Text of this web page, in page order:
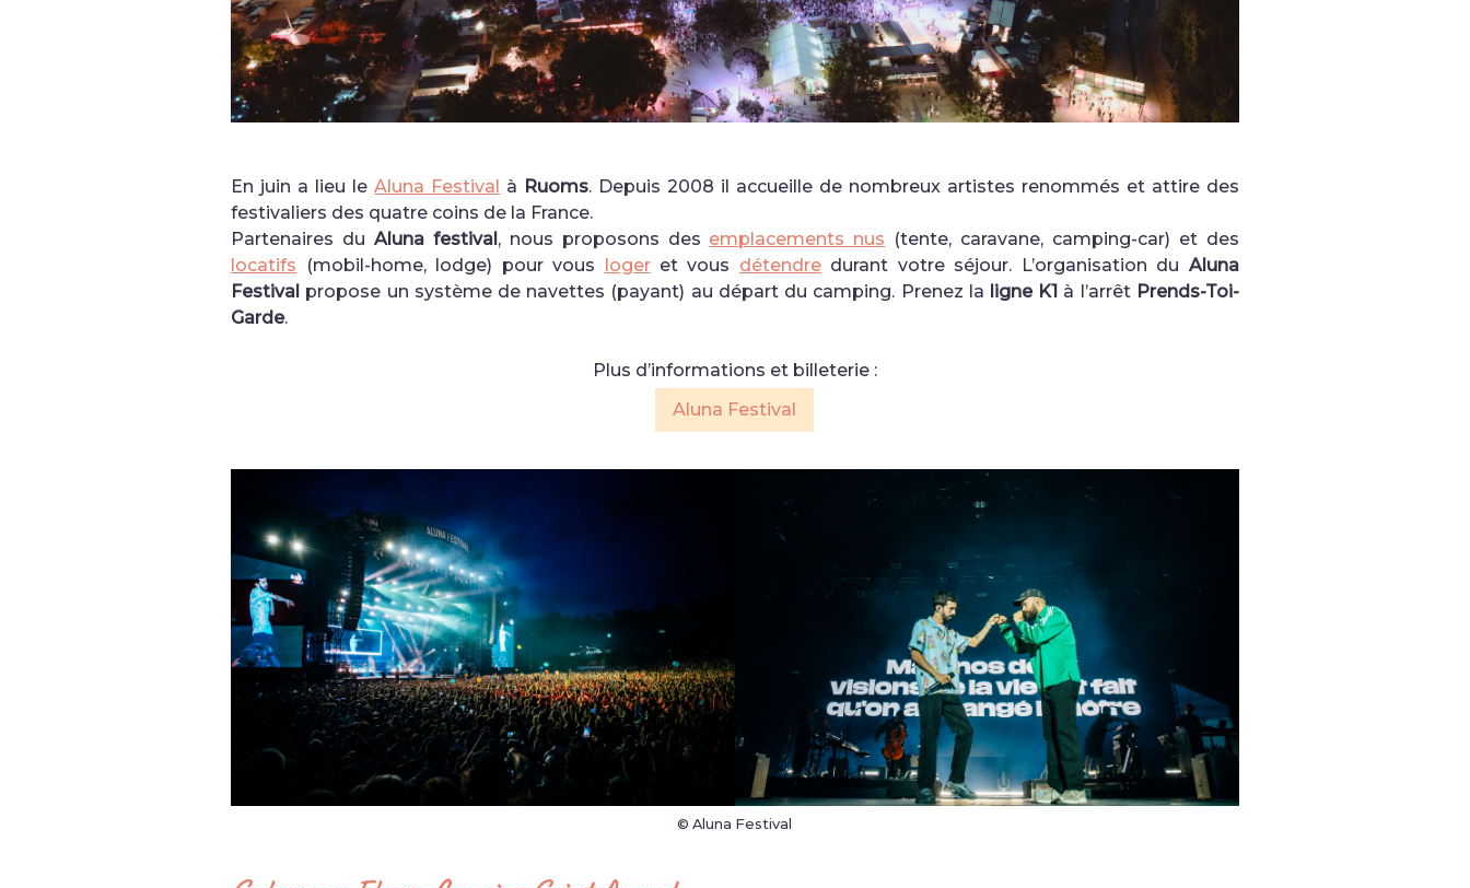
En juin a lieu leAluna Festival à Ruoms. Depuis 2008 il accueille de nombreux artistes renommés et attire des
festivaliers des quatre coins de la France.
Partenaires du Aluna festival , nous proposons des emplacements nus (tente, caravane, camping-car) et des
locatifs (mobil-home, lodge) pour vous logeret vous détendredurant votre séjour. L’organisation du Aluna
Festival propose un système de navettes (payant) au départ du camping. Prenez la ligne K1 à l’arrêt Prends-Toi-
Garde.
Plus d’informations et billeterie :
Aluna Festival
© Aluna Festival